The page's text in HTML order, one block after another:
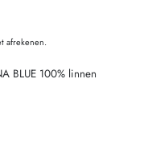
afrekenen.
BLUE 100% linnen